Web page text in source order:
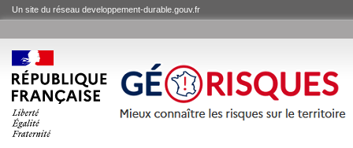
Un site du réseau developpement-durable.gouv.fr